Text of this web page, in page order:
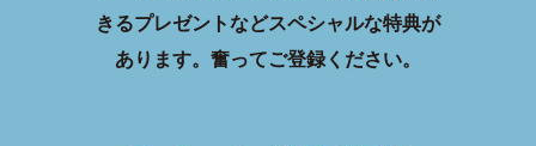
きるプレゼントなどスペシャルな特典が
あります。 奮ってご登録ください。